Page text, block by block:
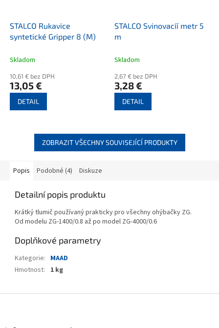
STALCO Rukavice
syntetické Gripper 8 (M)
Skladom
10,61 € bez DPH
13,05 €
DETAIL
STALCO Svinovacíí metr 5
m
Skladom
2,67 € bez DPH
3,28 €
DETAIL
ZOBRAZIT VŠECHNY SOUVISEJÍCÍ PRODUKTY
Popis Podobné (4) Diskuze
Detailní popis produktu
Krátký tlumič používaný prakticky pro všechny ohýbačky ZG.
Od modelu ZG-1400/0.8 až po model ZG-4000/0.6
Doplňkové parametry
Kategorie: MAAD
Hmotnost: 1 kg